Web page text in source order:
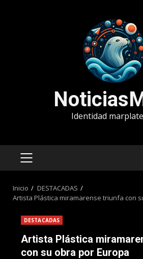
Identidad
MENÚ
Inicio
DESTACADAS
Artista Plástica miramarense triunfa con
DESTACADAS
Artista Plástica
con su obra por Europa